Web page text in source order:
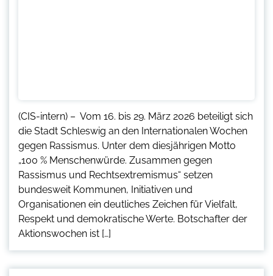
(CIS-intern) – Vom 16. bis 29. März 2026 beteiligt sich
die Stadt Schleswig an den Internationalen Wochen
gegen Rassismus. Unter dem diesjährigen Motto
„100 % Menschenwürde. Zusammen gegen
Rassismus und Rechtsextremismus“ setzen
bundesweit Kommunen, Initiativen und
Organisationen ein deutliches Zeichen für Vielfalt,
Respekt und demokratische Werte. Botschafter der
Aktionswochen ist […]